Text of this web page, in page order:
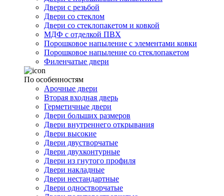
Двери с резьбой
Двери со стеклом
Двери со стеклопакетом и ковкой
МДФ с отделкой ПВХ
Порошковое напыление с элементами ковки
Порошковое напыление со стеклопакетом
Филенчатые двери
По особенностям
Арочные двери
Вторая входная дверь
Герметичные двери
Двери больших размеров
Двери внутреннего открывания
Двери высокие
Двери двустворчатые
Двери двухконтурные
Двери из гнутого профиля
Двери накладные
Двери нестандартные
Двери одностворчатые